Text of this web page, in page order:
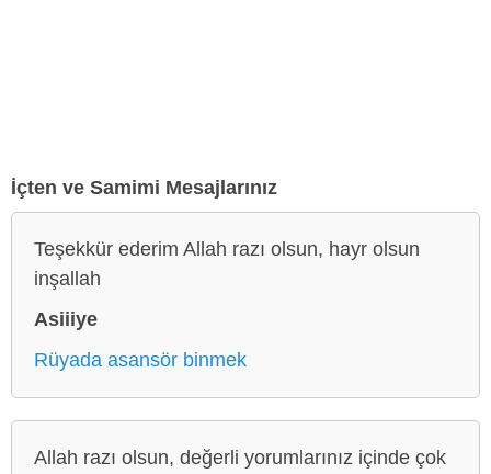
İçten ve Samimi Mesajlarınız
Teşekkür ederim Allah razı olsun, hayr olsun
inşallah
Asiiiye
Rüyada asansör binmek
Allah razı olsun, değerli yorumlarınız içinde çok